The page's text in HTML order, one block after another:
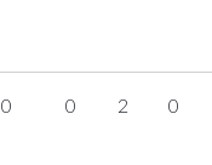
0 0 2 0